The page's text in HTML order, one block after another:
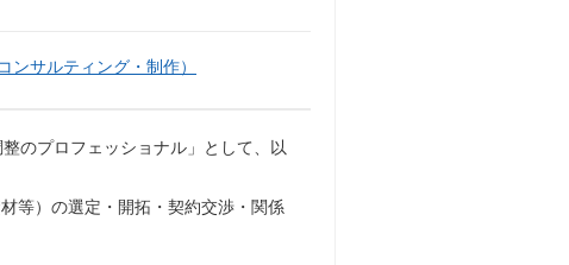
ンサルティング・制作）
のプロフェッショナル」として、以
等）の選定・開拓・契約交渉・関係